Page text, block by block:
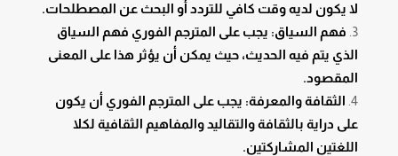
لا يكون لديه وقت كافي للتردد أو البحث عن المصطلحات.
فهم السياق: يجب على المترجم الفوري فهم السياق
الذي يتم فيه الحديث، حيث يمكن أن يؤثر هذا على المعنى
المقصود.
الثقافة والمعرفة: يجب على المترجم الفوري أن يكون
على دراية بالثقافة والتقاليد والمفاهيم الثقافية لكلا
اللغتين المشاركتين.